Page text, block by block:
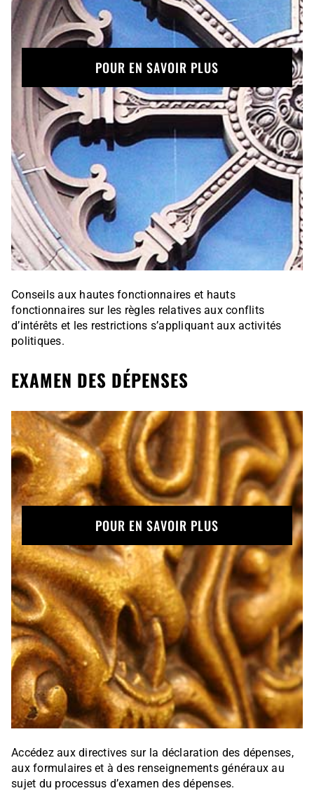
POUR EN SAVOIR PLUS
Conseils aux hautes fonctionnaires et hauts
fonctionnaires sur les règles relatives aux conflits
d’intérêts et les restrictions s’appliquant aux activités
politiques.
EXAMEN DES DÉPENSES
POUR EN SAVOIR PLUS
Accédez aux directives sur la déclaration des dépenses,
aux formulaires et à des renseignements généraux au
sujet du processus d’examen des dépenses.